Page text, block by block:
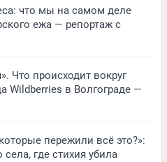
что мы на самом деле
ежа — репортаж с
Что происходит вокруг
Wildberries в Волгограде —
пережили всё это?»:
где стихия убила